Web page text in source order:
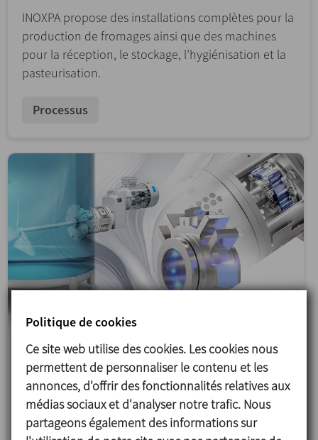
INOXPA propose des installations complètes pour la
production de fromages ainsi que des machines
pour la réception, le stockage, l’hygiénisation et la
pasteurisation.
Processus
31/03/2026
Agitateur latéral DINAMIX SMX : nouvelles
options
Politique de cookies
Ce site web utilise des cookies. Les cookies nous
permettent de personnaliser le contenu et les
annonces, d'offrir des fonctionnalités relatives aux
médias sociaux et d'analyser notre trafic. Nous
partageons également des informations sur